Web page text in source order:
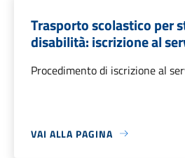
Trasporto scolastico per
disabilità: iscrizione al
Procedimento di iscrizione al
VAI ALLA PAGINA